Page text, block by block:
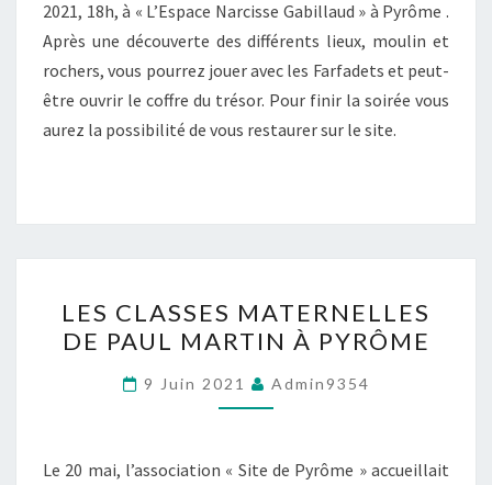
2021, 18h, à « L’Espace Narcisse Gabillaud » à Pyrôme .
Après une découverte des différents lieux, moulin et
rochers, vous pourrez jouer avec les Farfadets et peut-
être ouvrir le coffre du trésor. Pour finir la soirée vous
aurez la possibilité de vous restaurer sur le site.
CLASSES
MATERNELLES
DE
PAUL
À
LES CLASSES MATERNELLES
DE PAUL MARTIN À PYRÔME
9 Juin 2021 Admin9354
Le 20 mai, l’association « Site de Pyrôme » accueillait